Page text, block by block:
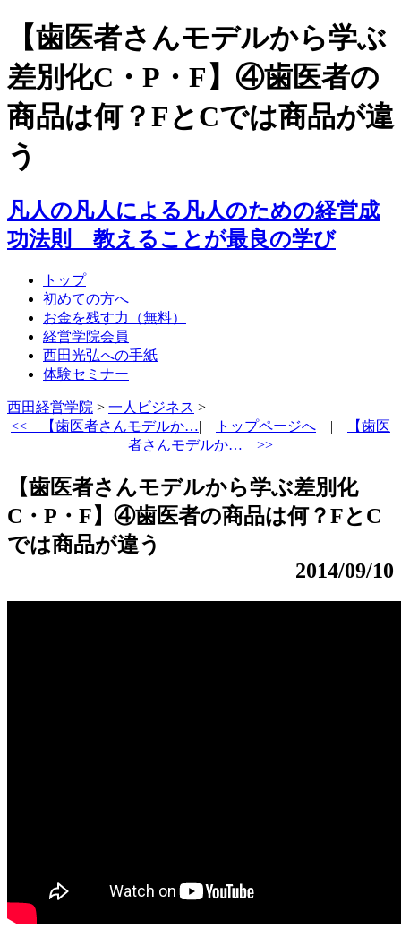
【歯医者さんモデルから学ぶ
差別化C・P・F】④歯医者の
商品は何？FとCでは商品が違
う
凡人の凡人による凡人のための経営成
功法則 教えることが最良の学び
トップ
初めての方へ
お金を残す力（無料）
経営学院会員
西田光弘への手紙
体験セミナー
西田経営学院 > 一人ビジネス >
<<
【歯医者さんモデルか…| トップページへ |
【歯医
者さんモデルか… >>
【歯医者さんモデルから学ぶ差別化
C・P・F】④歯医者の商品は何？FとC
では商品が違う
2014/09/10